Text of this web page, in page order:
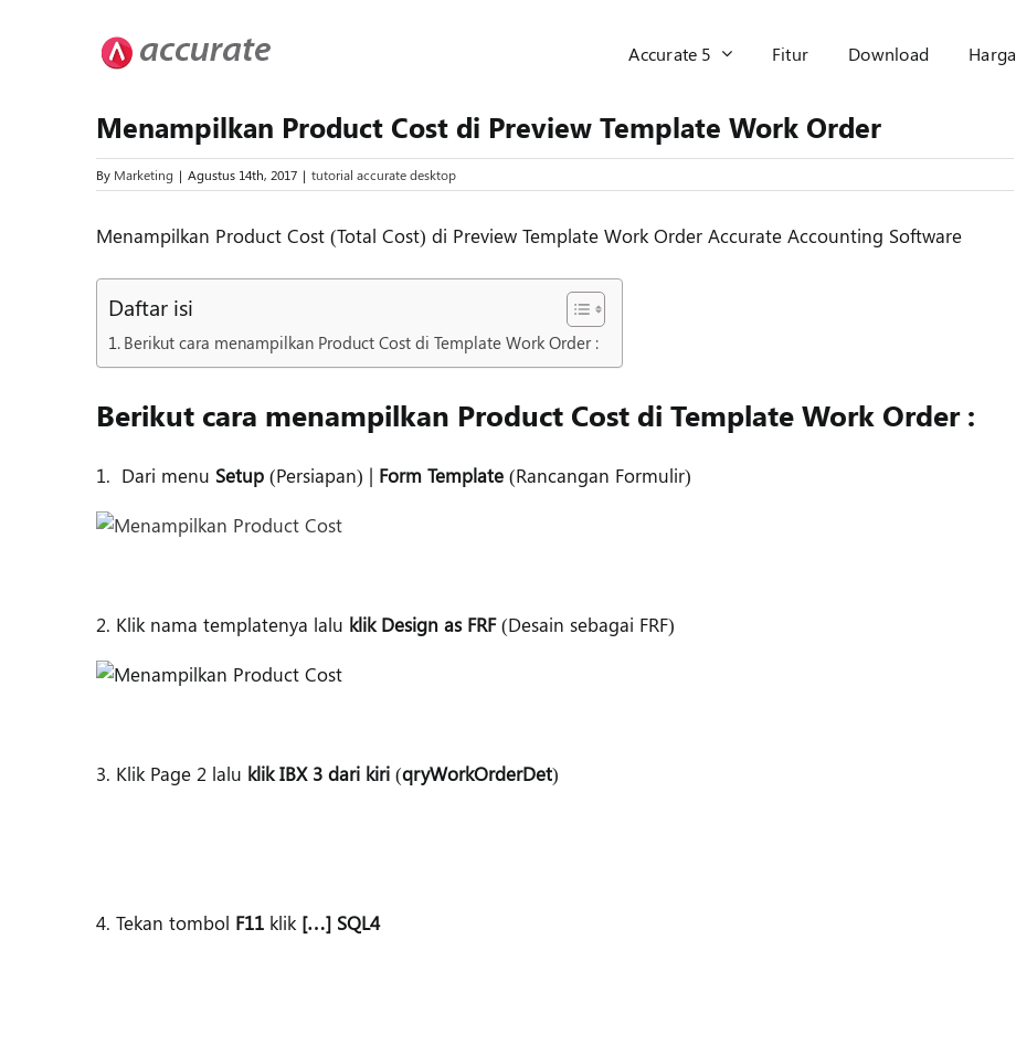
Accurate 5 Fitur Download Harga
Menampilkan Product Cost di Preview Template Work Order
By Marketing | Agustus 14th, 2017 | tutorial accurate desktop
Menampilkan Product Cost (Total Cost) di Preview Template Work Order Accurate Accounting Software
Daftar isi
Berikut cara menampilkan Product Cost di Template Work Order :
Berikut cara menampilkan Product Cost di Template Work Order :
1. Dari menu Setup (Persiapan) | Form Template (Rancangan Formulir)
2. Klik nama templatenya lalu klik Design as FRF(Desain sebagai FRF)
3. Klik Page 2 lalu klik IBX 3 dari kiri (qryWorkOrderDet)
4. Tekan tombol F11 klik […] SQL4